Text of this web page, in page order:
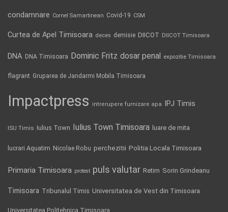
condamnare Cornel Samartinean Covid-19 CSM
Curtea de Apel Timisoara deces demisie DIICOT DIICOT Timisoara
DNA DNA Timisoara Dominic Fritz dosar penal expozitie Timisoara
flagrant Gruparea de Jandarmi Mobila Timisoara
Impactpress intrerupere furnizare apa IPJ Timis
ISU Timis Iulius Town Iulius Town Timisoara luare de mita
lucrari Aquatim Nicolae Robu perchezitii Politia Locala Timisoara
Primaria Timisoara protest puls valutar Retim Sorin Grindeanu
Timisoara Tribunalul Timis Universitatea de Vest din Timisoara
Universitatea Politehnica Timisoara